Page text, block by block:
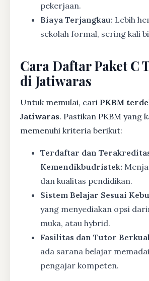
pekerjaan.
Biaya Terjangkau: Lebih
sekolah formal, sering kali
Cara Daftar Paket C
di Jatiwaras
Untuk memulai, cari PKBM
Jatiwaras. Pastikan PKBM yang
memenuhi kriteria berikut:
Terdaftar dan
Kemendikbudristek:
dan kualitas pendidikan.
Sistem Belajar Sesuai
yang menyediakan opsi
muka, atau hybrid.
Fasilitas dan Tutor
ada sarana belajar
pengajar kompeten.